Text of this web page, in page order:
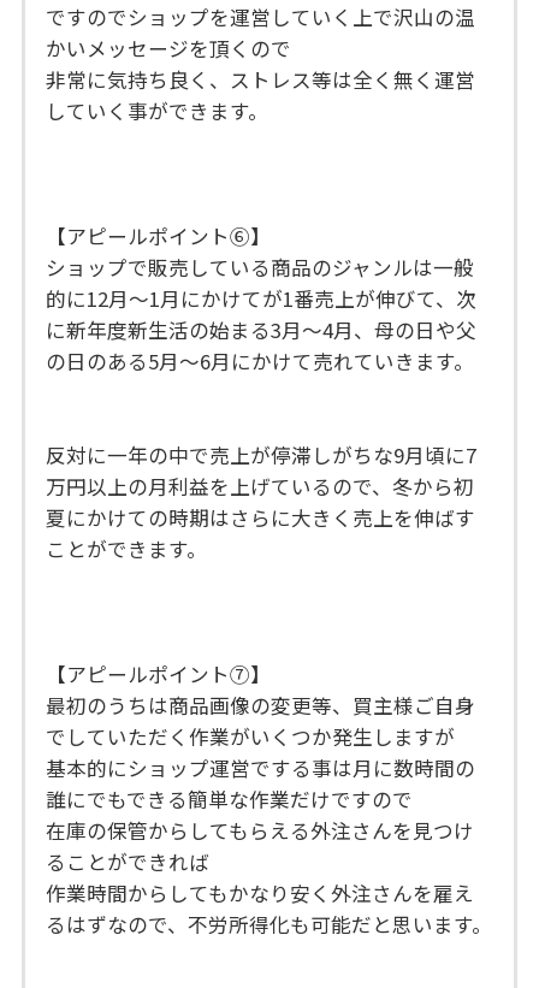
ですのでショップを運営していく上で沢山の温
かいメッセージを頂くので
非常に気持ち良く、ストレス等は全く無く運営
していく事ができます。
【アピールポイント⑥】
ショップで販売している商品のジャンルは一般
的に12月〜1月にかけてが1番売上が伸びて、次
に新年度新生活の始まる3月〜4月、母の日や父
の日のある5月〜6月にかけて売れていきます。
反対に一年の中で売上が停滞しがちな9月頃に7
万円以上の月利益を上げているので、冬から初
夏にかけての時期はさらに大きく売上を伸ばす
ことができます。
【アピールポイント⑦】
最初のうちは商品画像の変更等、買主様ご自身
でしていただく作業がいくつか発生しますが
基本的にショップ運営でする事は月に数時間の
誰にでもできる簡単な作業だけですので
在庫の保管からしてもらえる外注さんを見つけ
ることができれば
作業時間からしてもかなり安く外注さんを雇え
るはずなので、不労所得化も可能だと思います。